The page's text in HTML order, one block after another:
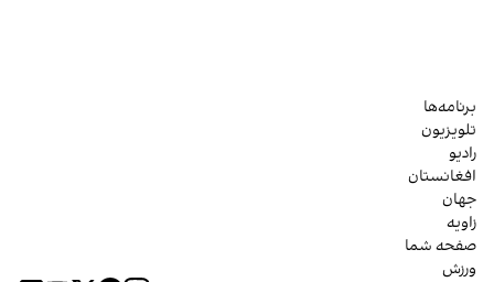
برنامه‌ها
تلویزیون
رادیو
افغانستان
جهان
زاویه
صفحه شما
ورزش